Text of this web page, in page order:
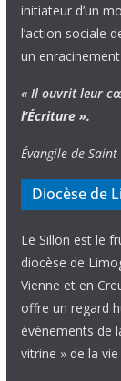
initiateur d’un
l’action sociale
un
« Il ouvrit leur
l’Écriture ».
Évangile de Saint
Diocèse de
Le Sillon est le
diocèse de
Vienne et en
offre un regard
évènements de
vitrine » de la